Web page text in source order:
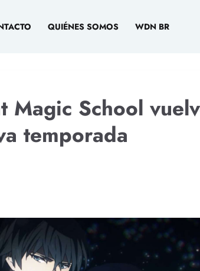
QUIÉNES SOMOS WDN BR
Magic School
temporada